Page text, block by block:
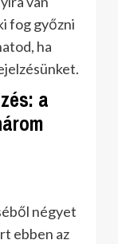
fog győzni
ha
a
négyet
ebben az